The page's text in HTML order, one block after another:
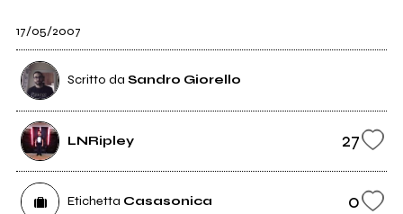
17/05/2007
Scritto da Sandro Giorello
LNRipley 27
Etichetta Casasonica 0